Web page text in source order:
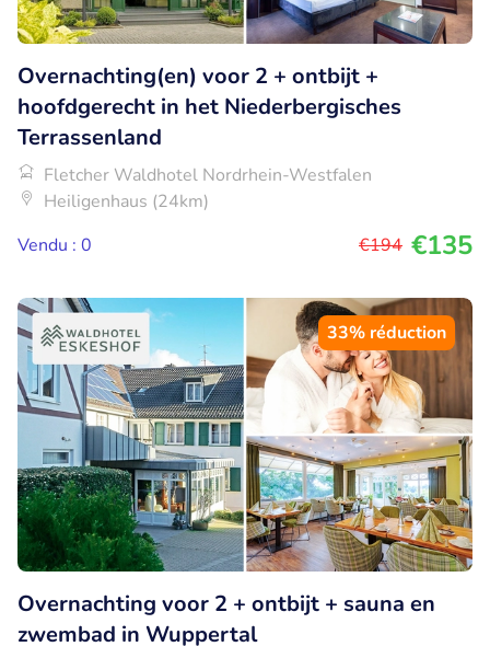
Overnachting(en) voor 2 + ontbijt +
hoofdgerecht in het Niederbergisches
Terrassenland
Fletcher Waldhotel Nordrhein-Westfalen
Heiligenhaus (24km)
Vendu : 0
€194 €135
33% réduction
Overnachting voor 2 + ontbijt + sauna en
zwembad in Wuppertal